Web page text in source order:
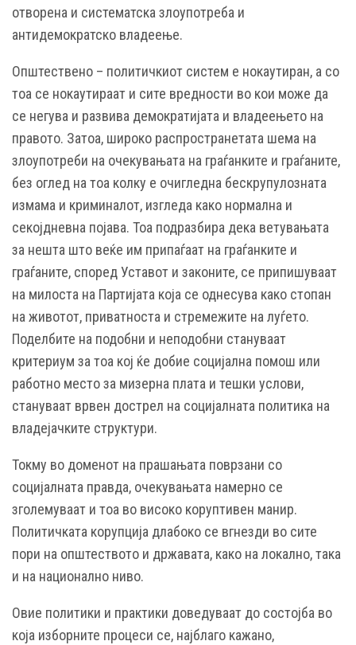
отворена и систематска злоупотреба и
антидемократско владеење.
Општествено – политичкиот систем е нокаутиран, а со
тоа се нокаутираат и сите вредности во кои може да
се негува и развива демократијата и владеењето на
правото. Затоа, широко распространетата шема на
злоупотреби на очекувањата на граѓанките и граѓаните,
без оглед на тоа колку е очигледна бескрупулозната
измама и криминалот, изгледа како нормална и
секојдневна појава. Тоа подразбира дека ветувањата
за нешта што веќе им припаѓаат на граѓанките и
граѓаните, според Уставот и законите, се припишуваат
на милоста на Партијата која се однесува како стопан
на животот, приватноста и стремежите на луѓето.
Поделбите на подобни и неподобни стануваат
критериум за тоа кој ќе добие социјална помош или
работно место за мизерна плата и тешки услови,
стануваат врвен дострел на социјалната политика на
владејачките структури.
Токму во доменот на прашањата поврзани со
социјалната правда, очекувањата намерно се
зголемуваат и тоа во високо коруптивен манир.
Политичката корупција длабоко се вгнезди во сите
пори на општеството и државата, како на локално, така
и на национално ниво.
Овие политики и практики доведуваат до состојба во
која изборните процеси се, најблаго кажано,